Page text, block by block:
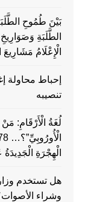
بَيْنَ طُمُوحِ
الطَّلَبَةِ
الْإِعْلَامُ
إحباط محاولة
تنصيبه
لُغَةُ الْأَرْقَامِ:
الْهِجْرَةِ
هل تستخدم
وشراء